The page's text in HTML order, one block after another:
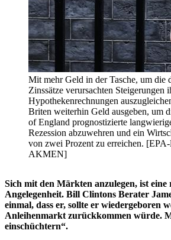
Mit mehr Geld in der Tasche, um die
Zinssätze verursachten Steigerungen
Hypothekenrechnungen
Briten weiterhin Geld ausgeben, um
of England prognostizierte
Rezession abzuwehren und ein
von zwei Prozent zu erreichen.
AKMEN]
Sich mit den Märkten anzulegen, ist eine
Angelegenheit. Bill Clintons Berater
einmal, dass er, sollte er wiedergeboren
Anleihenmarkt zurückkommen würde.
einschüchtern“.